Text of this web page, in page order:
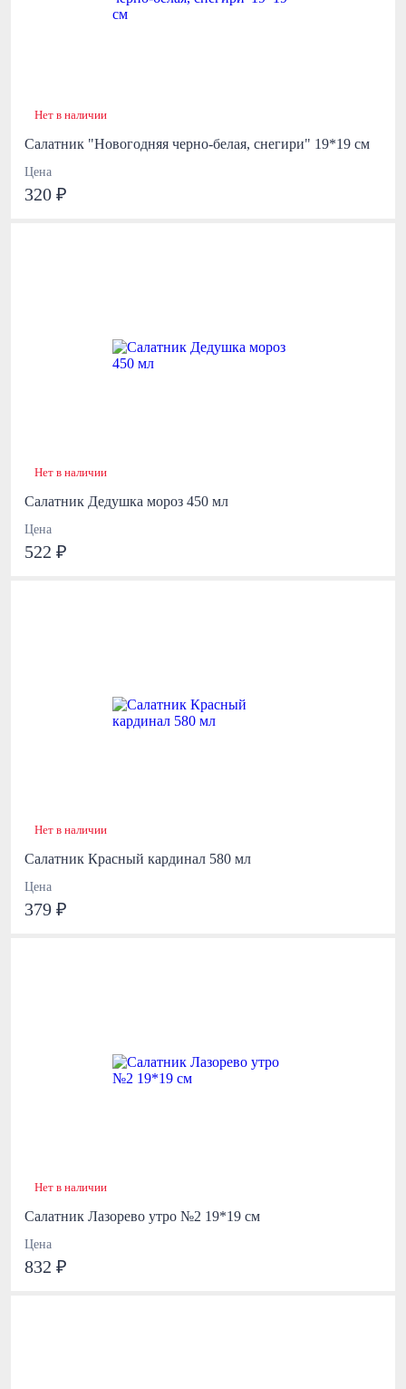
Нет в наличии
Салатник "Новогодняя черно-белая, снегири" 19*19 см
Цена
320 ₽
Нет в наличии
Салатник Дедушка мороз 450 мл
Цена
522 ₽
Нет в наличии
Салатник Красный кардинал 580 мл
Цена
379 ₽
Нет в наличии
Салатник Лазорево утро №2 19*19 см
Цена
832 ₽